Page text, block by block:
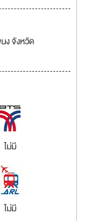
ง จังหวัด
ไม่มี
ไม่มี